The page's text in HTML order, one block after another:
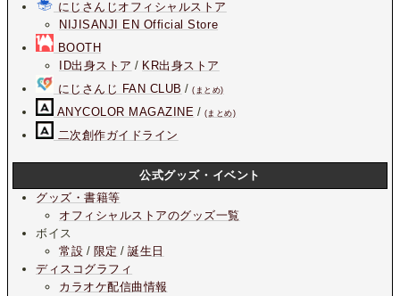
にじさんじオフィシャルストア
NIJISANJI EN Official Store
BOOTH
ID出身ストア / KR出身ストア
にじさんじ FAN CLUB /(まとめ)
ANYCOLOR MAGAZINE / (まとめ)
二次創作ガイドライン
公式グッズ・イベント
グッズ・書籍等
オフィシャルストアのグッズ一覧
ボイス
常設 / 限定 /誕生日
ディスコグラフィ
カラオケ配信曲情報